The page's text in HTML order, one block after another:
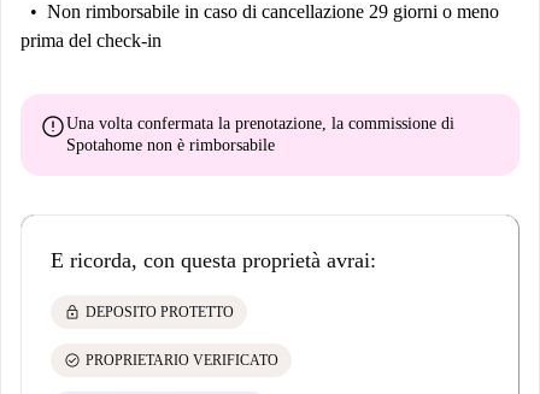
Non rimborsabile in caso di cancellazione 29 giorni o meno
prima del check-in
errorUna volta confermata la prenotazione, la commissione di
Spotahome non è rimborsabile
E ricorda, con questa proprietà avrai:
lock DEPOSITO PROTETTO
check_circle PROPRIETARIO VERIFICATO